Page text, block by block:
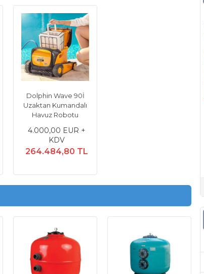
havuzlar
Havuz Pompası
105.000,47 TL
Dolphin Wave 90İ
Uzaktan Kumandalı
Havuz Robotu
4.000,00 EUR +
KDV
264.484,80 TL